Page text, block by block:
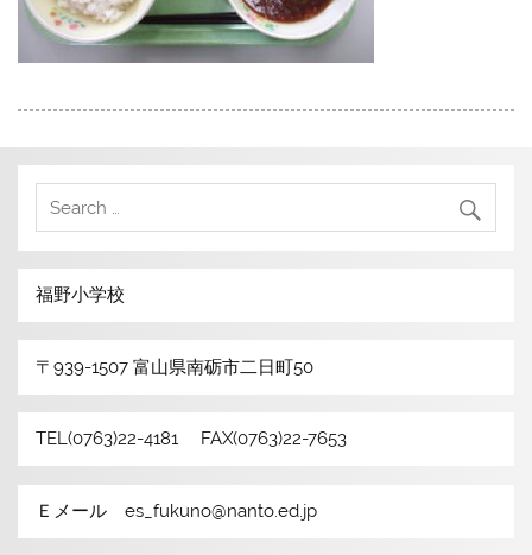
福野小学校
〒939-1507 富山県南砺市二日町50
TEL(0763)22-4181 FAX(0763)22-7653
Ｅメール es_fukuno@nanto.ed.jp